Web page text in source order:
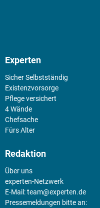
Experten
Sicher Selbstständig
Existenz­vorsorge
Pflege versichert
4 Wände
Chefsache
Fürs Alter
Redaktion
Über uns
experten-Netzwerk
E-Mail:team@experten.de
Pressemeldungen bitte an: